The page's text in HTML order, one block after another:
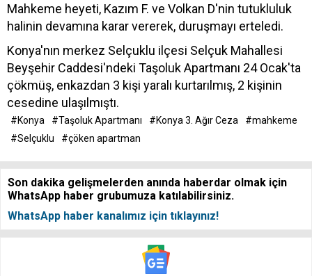
Mahkeme heyeti, Kazım F. ve Volkan D'nin tutukluluk
halinin devamına karar vererek, duruşmayı erteledi.
Konya'nın merkez Selçuklu ilçesi Selçuk Mahallesi
Beyşehir Caddesi'ndeki Taşoluk Apartmanı 24 Ocak'ta
çökmüş, enkazdan 3 kişi yaralı kurtarılmış, 2 kişinin
cesedine ulaşılmıştı.
#Konya #Taşoluk Apartmanı #Konya 3. Ağır Ceza
#mahkeme
#Selçuklu
#çöken apartman
Son dakika gelişmelerden anında haberdar olmak için
WhatsApp haber grubumuza katılabilirsiniz.
WhatsApp haber kanalımız için tıklayınız!